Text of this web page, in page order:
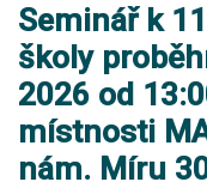
Seminář k
školy
2026 od
místnosti
nám. Míru